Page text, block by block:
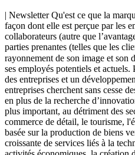
| Newsletter Qu'est ce que la marque employeur ? Comment la renforcer ? ➡ Définition de la marque employeur La marque employeur est l'image que renvoie une entreprise en tant qu'employeur, c'est-à-dire la façon dont elle est perçue par les employés actuels et potentiels. Levier pour attirer et retenir les talents en améliorant la réputation de l'entreprise, c’est la possibilité de renforcer l'engagement et la motivation des collaborateurs (autre que l’avantage financier). Une marque employeur forte aide également une entreprise à se démarquer de ses concurrents sur le marché de l'emploi et à favoriser les relations avec les autres parties prenantes (telles que les clients, les fournisseurs, les investisseurs,..). Pour développer une marque employeur forte, l’entreprise doit définir et promouvoir une culture d’entreprise positive permettant le rayonnement de son image et son développement. ➡ Pourquoi la marque employeur d'une entreprise est devenue primordiale aujourd'hui ? La marque employeur est l'image qu'une entreprise projette auprès de ses employés potentiels et actuels. Permettant d’influencer son image globale, d’attirer, de recruter et de fidéliser les talents, il ne s’agit plus d’un effet de mode mais d’un réel défi. Une tertiarisation de l’activité des entreprises et un développement de la digitalisation ont provoqué une concurrence accrue entre les entreprises, tant sur le recrutement de talents que sur les produits et services vendus. De ce fait, les entreprises cherchent sans cesse des moyens pour améliorer leur image et productivité. L’objectif reste avant tout d’attirer